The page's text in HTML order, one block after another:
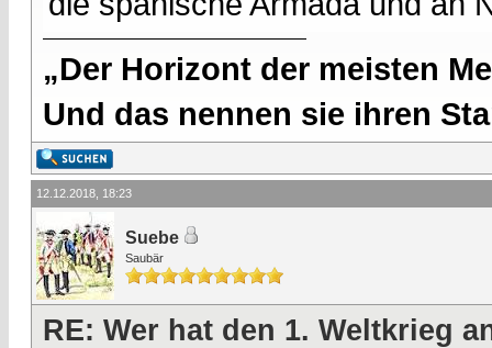
„Der Horizont der meisten
Und das nennen sie ihren
12.12.2018, 18:23
Suebe
Saubär
RE: Wer hat den 1. Weltkrieg